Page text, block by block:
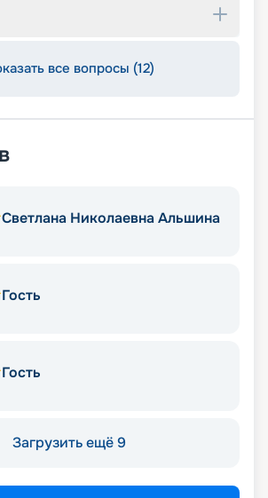
все вопросы (12)
Светлана Николаевна Альшина
Гость
Гость
Загрузить ещё 9